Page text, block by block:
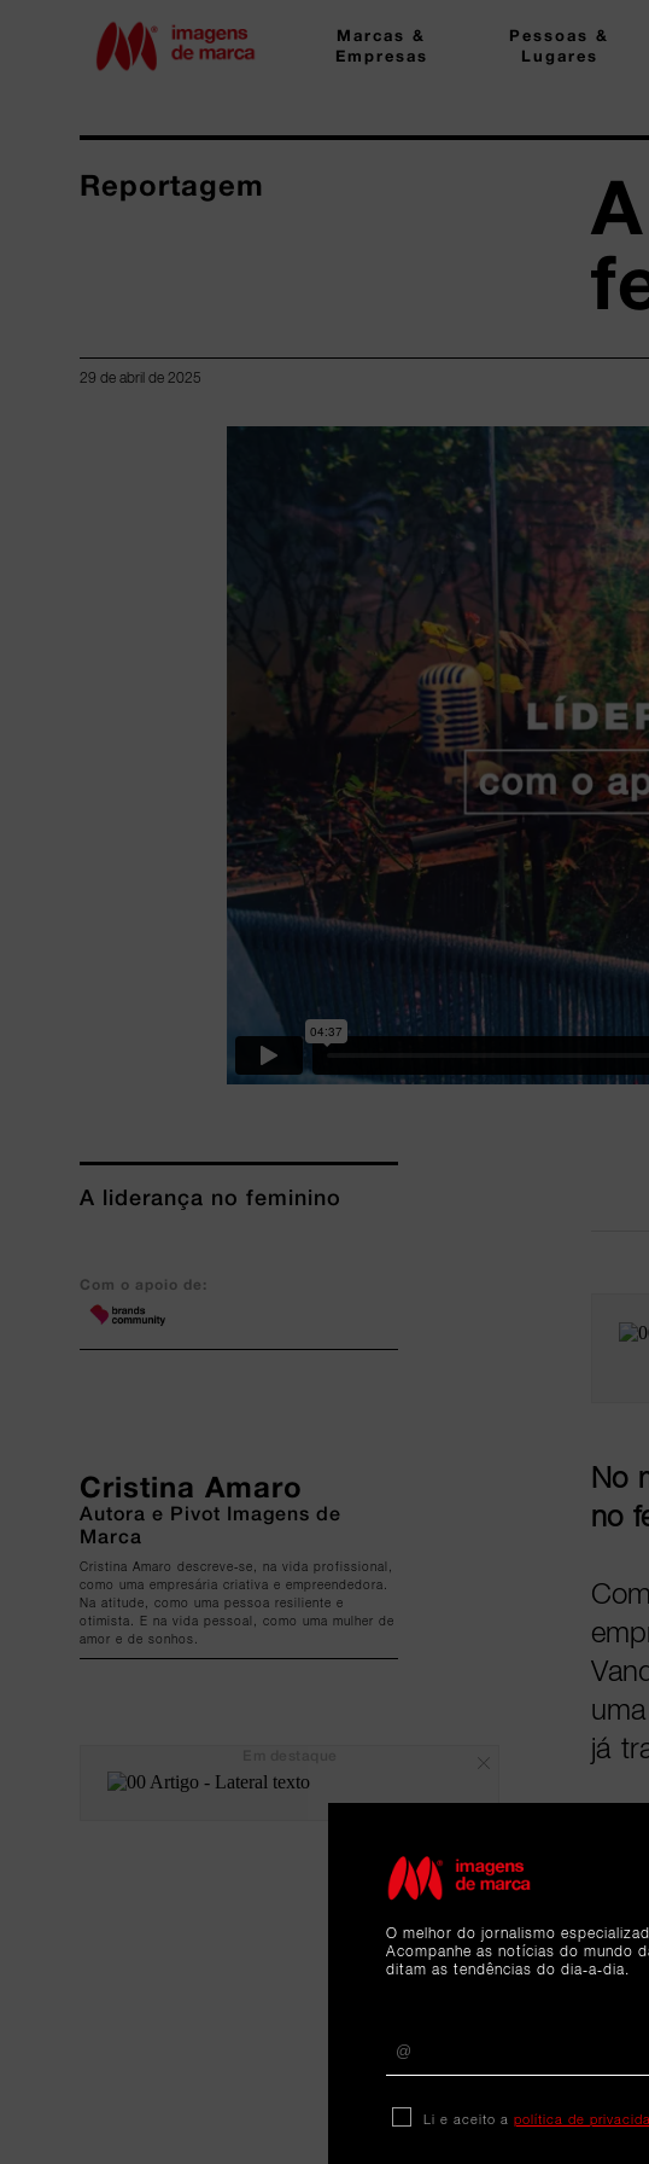
Marcas &
Empresas
Pessoas &
Lugares
Reportagem
29 de abril de 2025
Lorem ipsum dolor sit amet, consectetur adipiscing elit.
A liderança no feminino
Com o apoio de:
Cristina Amaro
Autora e Pivot Imagens de
Marca
Cristina Amaro descreve-se, na vida profissional,
como uma empresária criativa e empreendedora.
Na atitude, como uma pessoa resiliente e
otimista. E na vida pessoal, como uma mulher de
amor e de sonhos.
No
no
já
do
e
O melhor do jornalismo
Acompanhe as notícias do mundo
ditam as tendências do dia-a-dia.
Li e aceito a política de